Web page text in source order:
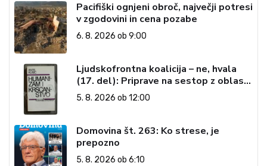
Pacifiški ognjeni obroč, največji potresi
v zgodovini in cena pozabe
6. 8. 2026 ob 9:00
Ljudskofrontna koalicija – ne, hvala
(17. del): Priprave na sestop z oblasti
– dvorska opozicija 6: Gramsci na delu:
Revija 2000 in revolucionarna
5. 8. 2026 ob 12:00
Domovina št. 263: Ko strese, je
prepozno
5. 8. 2026 ob 6:10